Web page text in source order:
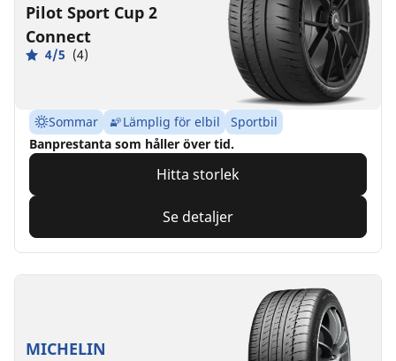
Pilot Sport Cup 2
Connect
4/5 (4)
Sommar Lämplig för elbil
Sportbil
Banprestanta som håller över tid.
Hitta storlek
Se detaljer
MICHELIN